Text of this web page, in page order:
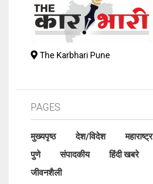
The Karbhari Pune
PAGES
मुख्यपृष्ठ देश/विदेश
महाराष्ट्र
पुणे
संपादकीय
हिंदी खबरे
जीवनशैली